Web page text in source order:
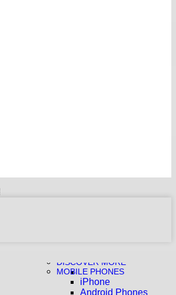
DISCOVER MORE
MOBILE PHONES
iPhone
Android Phones